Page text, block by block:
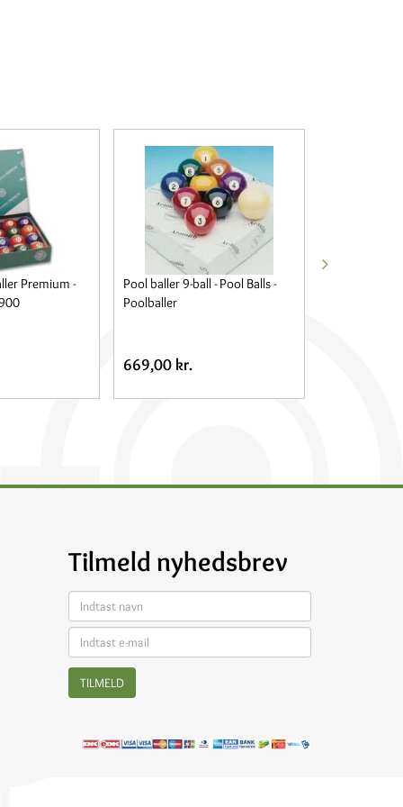
Premium -
Pool baller 9-ball - Pool Balls -
Poolballer
669,00 kr.
Tilmeld nyhedsbrev
TILMELD